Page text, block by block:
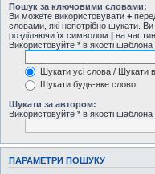
Пошук за ключовими словами:
Ви можете використовувати +
словами, які непотрібно шукати.
розділяючи їх символом | на
Використовуйте * в якості шаблона
Шукати усі слова / Шукати
Шукати будь-яке слово
Шукати за автором:
Використовуйте * в якості шаблона
ПАРАМЕТРИ ПОШУКУ